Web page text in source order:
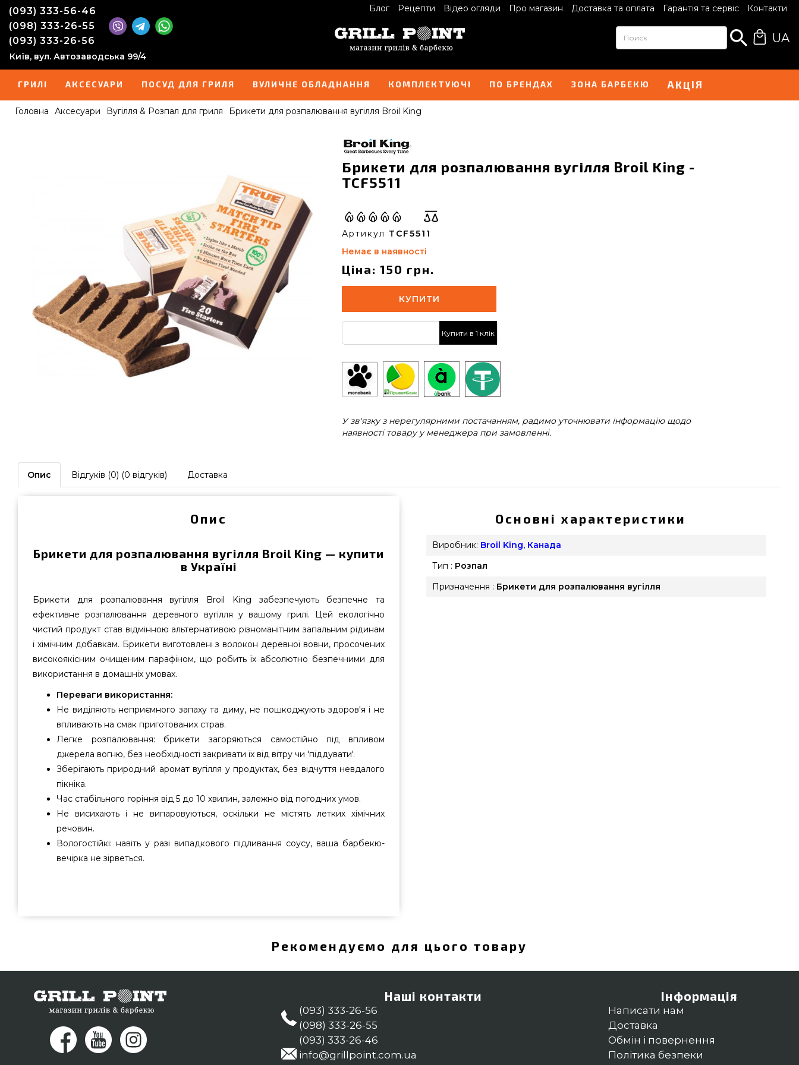
Блог Рецепти Відео огляди Про магазин Доставка та оплата Гарантія та сервіс Контакти
(093) 333-56-46
(098) 333-26-55
(093) 333-26-56
Київ, вул. Автозаводська 99/4
UA
ГРИЛІ АКСЕСУАРИ ПОСУД ДЛЯ ГРИЛЯ ВУЛИЧНЕ ОБЛАДНАННЯ КОМПЛЕКТУЮЧІ ПО БРЕНДАХ ЗОНА БАРБЕКЮ АКЦІЯ
Головна Аксесуари Вугілля & Розпал для гриля Брикети для розпалювання вугілля Broil King
Брикети для розпалювання вугілля Broil King -
TCF5511
Артикул TCF5511
Немає в наявності
Ціна: 150 грн.
КУПИТИ
Купити в 1 клік
У зв'язку з нерегулярними постачанням, радимо уточнювати інформацію щодо
наявності товару у менеджера при замовленні.
Опис Відгуків (0) (0 відгуків) Доставка
Опис
Брикети для розпалювання вугілля Broil King — купити
в Україні
Брикети для розпалювання вугілля Broil King забезпечують безпечне та
ефективне розпалювання деревного вугілля у вашому грилі. Цей екологічно
чистий продукт став відмінною альтернативою різноманітним запальним рідинам
і хімічним добавкам. Брикети виготовлені з волокон деревної вовни, просочених
високоякісним очищеним парафіном, що робить їх абсолютно безпечними для
використання в домашніх умовах.
Переваги використання:
Не виділяють неприємного запаху та диму, не пошкоджують здоров'я і не
впливають на смак приготованих страв.
Легке розпалювання: брикети загоряються самостійно під впливом
джерела вогню, без необхідності закривати їх від вітру чи 'піддувати'.
Зберігають природний аромат вугілля у продуктах, без відчуття невдалого
пікніка.
Час стабільного горіння від 5 до 10 хвилин, залежно від погодних умов.
Не висихають і не випаровуються, оскільки не містять летких хімічних
речовин.
Вологостійкі: навіть у разі випадкового підливання соусу, ваша барбекю-
вечірка не зірветься.
каталозі грилів Гриль Поінт. Привабливі пропозиції на Вугілля & Розпал для гриля в
0(800) 337-275 и мы допоможемо купити покупцям у: Житомир, Чернігів, Нікополь
Основні характеристики
Виробник: Broil King, Канада
Тип : Розпал
Призначення : Брикети для розпалювання вугілля
Рекомендуємо для цього товару
Наші контакти
(093) 333-26-56
(098) 333-26-55
(093) 333-26-46
info@grillpoint.com.ua
Інформація
Написати нам
Доставка
Обмін і повернення
Політика безпеки